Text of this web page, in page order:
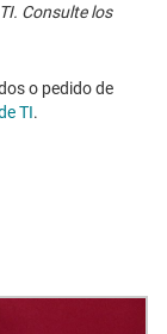
Consulte los
o pedido de
TI. ​​​​​​​​​​​​​​